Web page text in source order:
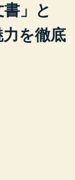
」と
を徹底